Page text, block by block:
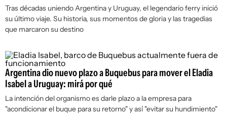
Tras décadas uniendo Argentina y Uruguay, el legendario ferry inició
su último viaje. Su historia, sus momentos de gloria y las tragedias
que marcaron su destino
Argentina dio nuevo plazo a Buquebus para mover el Eladia
Isabel a Uruguay: mirá por qué
La intención del organismo es darle plazo a la empresa para
"acondicionar el buque para su retorno" y así "evitar su hundimiento"